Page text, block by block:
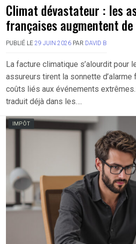
Climat dévastateur : les
françaises augmentent
PUBLIÉ LE 29 JUIN 2026 PAR DAVID B
La facture climatique s’alourdit pour
assureurs tirent la sonnette d’alarme
coûts liés aux événements
traduit déjà dans les….
IMPÔT